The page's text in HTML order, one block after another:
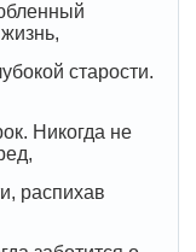
старости.
Никогда не
распихав